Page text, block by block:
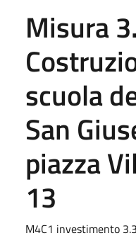
Misura
scuola
San
piazza
13
M4C1 investimento